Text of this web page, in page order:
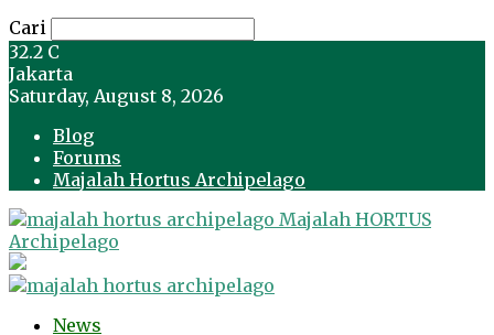
Cari
32.2 C
Jakarta
Saturday, August 8, 2026
Blog
Forums
Majalah Hortus Archipelago
Majalah HORTUS
Archipelago
News